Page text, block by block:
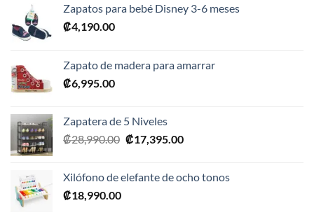
Zapatos para bebé Disney 3-6 meses
₡4,190.00
Zapato de madera para amarrar
₡6,995.00
Zapatera de 5 Niveles
₡28,990.00 El
era:
₡17,395.00El
es:
Xilófono de elefante de ocho tonos
₡18,990.00